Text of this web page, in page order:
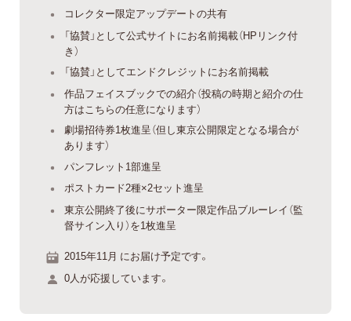
コレクター限定アップデートの共有
「協賛」として公式サイトにお名前掲載（HPリンク付
き）
「協賛」としてエンドクレジットにお名前掲載
作品フェイスブックでの紹介（投稿の時期と紹介の仕
方はこちらの任意になります）
劇場招待券1枚進呈（但し東京公開限定となる場合が
あります）
パンフレット1部進呈
ポストカード2種×2セット進呈
東京公開終了後にサポーター限定作品ブルーレイ（監
督サイン入り）を1枚進呈
2015年11月 にお届け予定です。
0人が応援しています。